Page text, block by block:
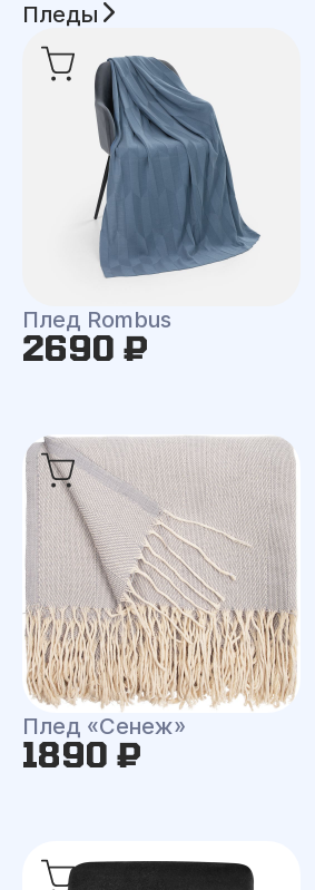
Пледы
Плед Rombus
2690 ₽
Плед «Сенеж»
1890 ₽